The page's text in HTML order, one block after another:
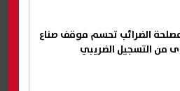
الضرائب تحسم موقف صناع
من التسجيل الضريبي